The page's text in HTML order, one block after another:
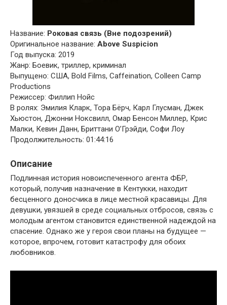
Название: Роковая связь (Вне подозрений)
Оригинальное название: Above Suspicion
Год выпуска: 2019
Жанр: Боевик, триллер, криминал
Выпущено: США, Bold Films, Caffeination, Colleen Camp
Productions
Режиссер: Филлип Нойс
В ролях: Эмилия Кларк, Тора Бёрч, Карл Глусман, Джек
Хьюстон, Джонни Ноксвилл, Омар Бенсон Миллер, Крис
Малки, Кевин Данн, Бриттани О’Грэйди, Софи Лоу
Продолжительность: 01:44:16
Описание
Подлинная история новоиспеченного агента ФБР,
который, получив назначение в Кентукки, находит
бесценного доносчика в лице местной красавицы. Для
девушки, увязшей в среде социальных отбросов, связь с
молодым агентом становится единственной надеждой на
спасение. Однако же у героя свои планы на будущее —
которое, впрочем, готовит катастрофу для обоих
любовников.